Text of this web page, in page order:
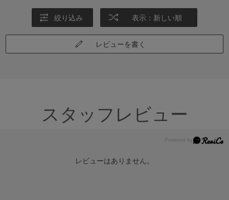
絞り込み 表示：新しい順
レビューを書く
スタッフレビュー
レビューはありません。